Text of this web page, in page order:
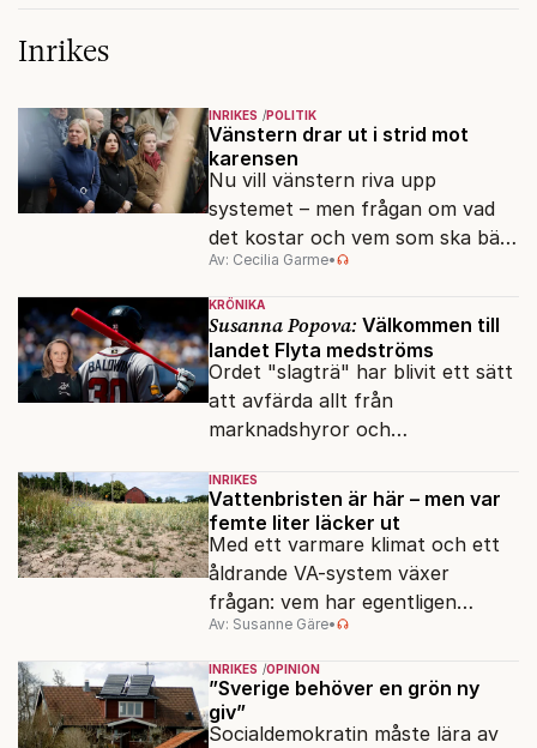
Inrikes
INRIKES POLITIK
Vänstern drar ut i strid mot
karensen
Nu vill vänstern riva upp
systemet – men frågan om vad
det kostar och vem som ska bära
notan är långt ifrån avgjord.
Av: Cecilia Garme•
KRÖNIKA
Susanna Popova: Välkommen till
landet Flyta medströms
Ordet "slagträ" har blivit ett sätt
att avfärda allt från
marknadshyror och
om antisemitism.
INRIKES
Vattenbristen är här – men var
femte liter läcker ut
Med ett varmare klimat och ett
åldrande VA-system växer
frågan: vem har egentligen
ansvar för Sveriges
vattenresurser?
Av: Susanne Gäre•
INRIKES OPINION
”Sverige behöver en grön ny
giv”
Socialdemokratin måste lära av